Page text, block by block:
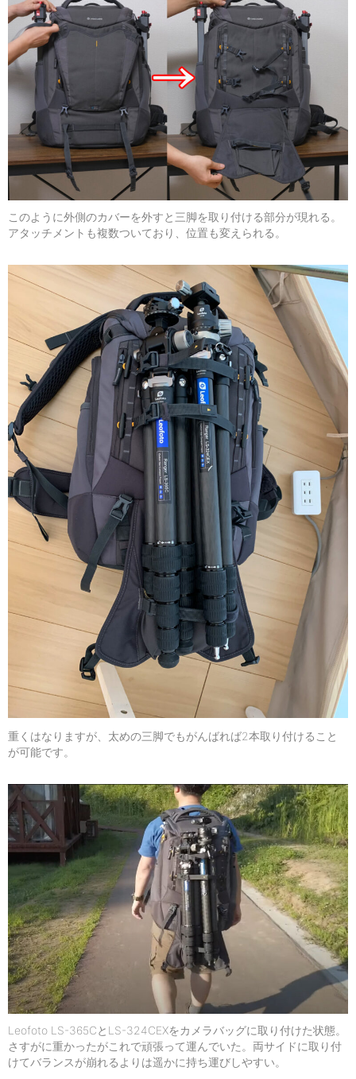
このように外側のカバーを外すと三脚を取り付ける部分が現れる。
アタッチメントも複数ついており、位置も変えられる。
重くはなりますが、太めの三脚でもがんばれば2本取り付けること
が可能です。
Leofoto LS-365CとLS-324CEXをカメラバッグに取り付けた状態。
さすがに重かったがこれで頑張って運んでいた。両サイドに取り付
けてバランスが崩れるよりは遥かに持ち運びしやすい。